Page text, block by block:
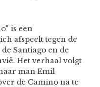
is een
afspeelt tegen de
Santiago en de
Het verhaal volgt
man Emil
de Camino na te